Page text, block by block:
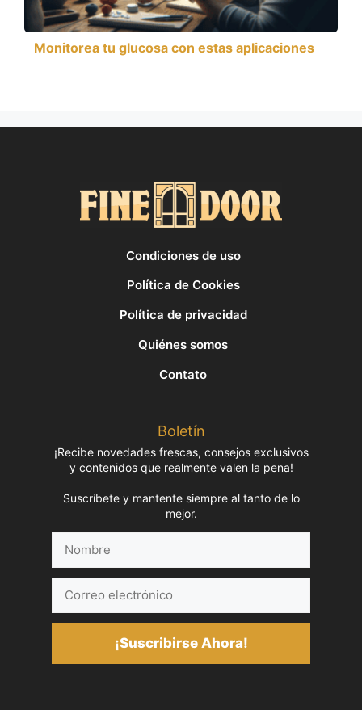
Monitorea tu glucosa con estas aplicaciones
Condiciones de uso
Política de Cookies
Política de privacidad
Quiénes somos
Contato
Boletín
¡Recibe novedades frescas, consejos exclusivos
y contenidos que realmente valen la pena!
Suscríbete y mantente siempre al tanto de lo
mejor.
electrónico
¡Suscribirse Ahora!